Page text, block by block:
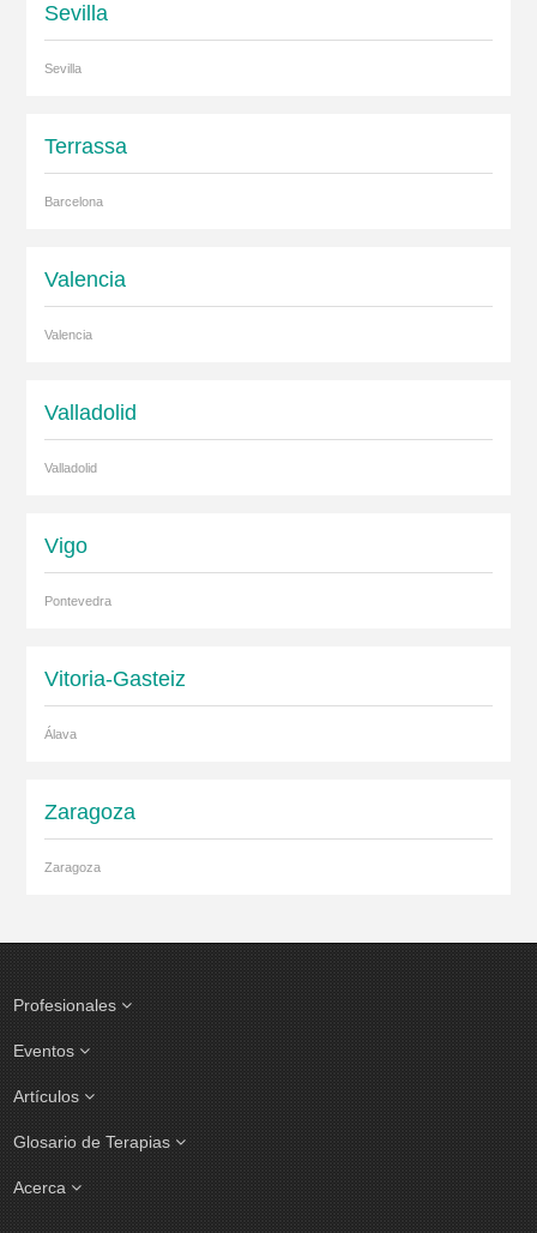
Sevilla
Sevilla
Terrassa
Barcelona
Valencia
Valencia
Valladolid
Valladolid
Vigo
Pontevedra
Vitoria-Gasteiz
Álava
Zaragoza
Zaragoza
Profesionales
Eventos
Artículos
Glosario de Terapias
Acerca